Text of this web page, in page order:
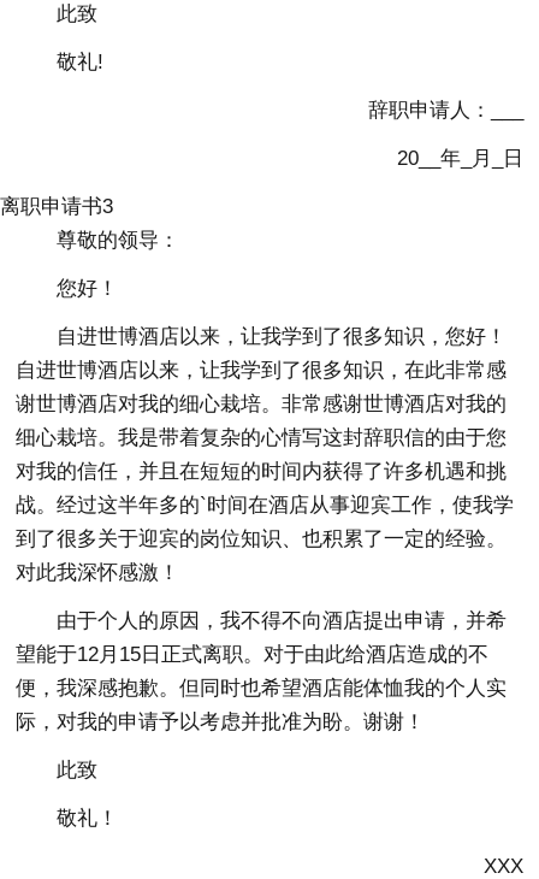
此致
敬礼!
辞职申请人：___
20__年_月_日
离职申请书3
尊敬的领导：
您好！
自进世博酒店以来，让我学到了很多知识，您好！
自进世博酒店以来，让我学到了很多知识，在此非常感
谢世博酒店对我的细心栽培。非常感谢世博酒店对我的
细心栽培。我是带着复杂的心情写这封辞职信的由于您
对我的信任，并且在短短的时间内获得了许多机遇和挑
战。经过这半年多的`时间在酒店从事迎宾工作，使我学
到了很多关于迎宾的岗位知识、也积累了一定的经验。
对此我深怀感激！
由于个人的原因，我不得不向酒店提出申请，并希
望能于12月15日正式离职。对于由此给酒店造成的不
便，我深感抱歉。但同时也希望酒店能体恤我的个人实
际，对我的申请予以考虑并批准为盼。谢谢！
此致
敬礼！
XXX